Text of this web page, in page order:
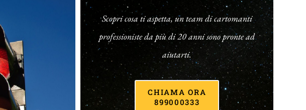
Scopri cosa ti aspetta, un team di cartomanti
professioniste da più di 20 anni sono pronte ad
aiutarti.
CHIAMA ORA
899000333